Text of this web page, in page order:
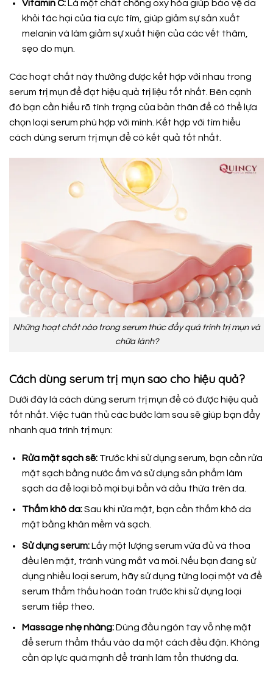
Vitamin C:Là một chất chống oxy hóa giúp bảo vệ da
khỏi tác hại của tia cực tím, giúp giảm sự sản xuất
melanin và làm giảm sự xuất hiện của các vết thâm,
sẹo do mụn.
Các hoạt chất này thường được kết hợp với nhau trong
serum trị mụn để đạt hiệu quả trị liệu tốt nhất. Bên cạnh
đó bạn cần hiểu rõ tình trạng của bản thân để có thể lựa
chọn loại serum phù hợp với mình. Kết hợp với tìm hiểu
cách dùng serum trị mụn để có kết quả tốt nhất.
Những hoạt chất nào trong serum thúc đẩy quá trình trị mụn và
chữa lành?
Cách dùng serum trị mụn sao cho hiệu quả?
Dưới đây là cách dùng serum trị mụn để có được hiệu quả
tốt nhất. Việc tuân thủ các bước làm sau sẽ giúp bạn đẩy
nhanh quá trình trị mụn:
Rửa mặt sạch sẽ:Trước khi sử dụng serum, bạn cần rửa
mặt sạch bằng nước ấm và sử dụng sản phẩm làm
sạch da để loại bỏ mọi bụi bẩn và dầu thừa trên da.
Thấm khô da:Sau khi rửa mặt, bạn cần thấm khô da
mặt bằng khăn mềm và sạch.
Sử dụng serum:Lấy một lượng serum vừa đủ và thoa
đều lên mặt, tránh vùng mắt và môi. Nếu bạn đang sử
dụng nhiều loại serum, hãy sử dụng từng loại một và để
serum thẩm thấu hoàn toàn trước khi sử dụng loại
serum tiếp theo.
Massage nhẹ nhàng:Dùng đầu ngón tay vỗ nhẹ mặt
để serum thẩm thấu vào da một cách đều đặn. Không
cần áp lực quá mạnh để tránh làm tổn thương da.